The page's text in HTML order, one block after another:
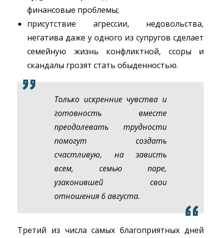
финансовые проблемы;
присутствие агрессии, недовольства,
негатива даже у одного из супругов сделает
семейную жизнь конфликтной, ссоры и
скандалы грозят стать обыденностью.
Только искренние чувства и
готовность вместе
преодолевать трудности
помогут создать
счастливую, на зависть
всем, семью паре,
узаконившей свои
отношения 6 августа.
Третий из числа самых благоприятных дней